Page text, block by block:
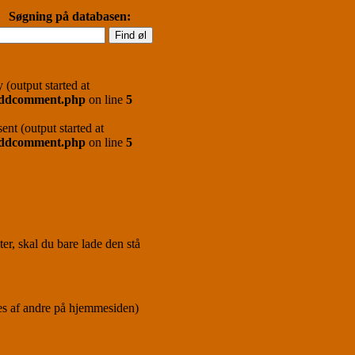
Søgning på databasen:
(output started at
on line 5
(output started at
on line 5
skal du bare lade den stå
af andre på hjemmesiden)